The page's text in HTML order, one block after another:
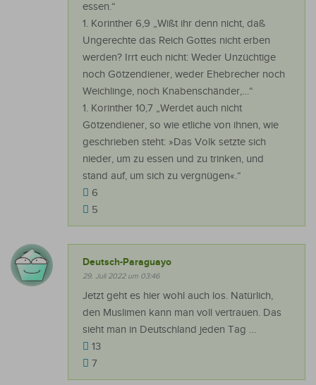
essen.“
1. Korinther 6,9 „Wißt ihr denn nicht, daß
Ungerechte das Reich Gottes nicht erben
werden? Irrt euch nicht: Weder Unzüchtige
noch Götzendiener, weder Ehebrecher noch
Weichlinge, noch Knabenschänder,…“
1. Korinther 10,7 „Werdet auch nicht
Götzendiener, so wie etliche von ihnen, wie
geschrieben steht: »Das Volk setzte sich
nieder, um zu essen und zu trinken, und
stand auf, um sich zu vergnügen«.“
6
5
Deutsch-Paraguayo
29. Juli 2022 um 03:46
Jetzt geht es hier wohl auch los. Natürlich,
den Muslimen kann man voll vertrauen. Das
sieht man in Deutschland jeden Tag …
13
7